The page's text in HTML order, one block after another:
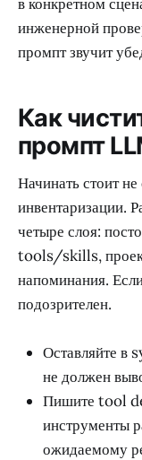
инженерной
промпт звучит
Как
промпт
Начинать стоит
инвентаризации.
четыре слоя:
tools/skills,
напоминания.
подозрителен.
Оставляйте в
не должен
Пишите tool
инструменты
ожидаемому